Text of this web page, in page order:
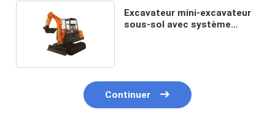
Excavateur mini-excavateur
sous-sol avec système
Continuer